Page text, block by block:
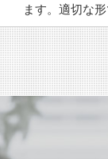
ます。適切な